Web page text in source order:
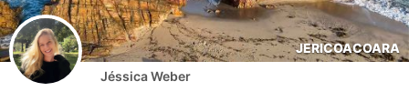
JERICOACOARA
Jéssica Weber